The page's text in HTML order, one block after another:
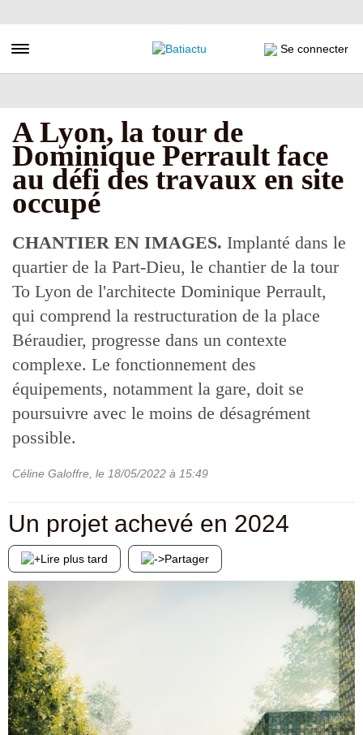
au
principal
Toggle navigation Se connecter
A Lyon, la tour de
Dominique Perrault face
au défi des travaux en site
occupé
CHANTIER EN IMAGES. Implanté dans le
quartier de la Part-Dieu, le chantier de la tour
To Lyon de l'architecte Dominique Perrault,
qui comprend la restructuration de la place
Béraudier, progresse dans un contexte
complexe. Le fonctionnement des
équipements, notamment la gare, doit se
poursuivre avec le moins de désagrément
possible.
Céline Galoffre , le 18/05/2022 à 15:49
Un projet achevé en 2024
Lire plus tard Partager